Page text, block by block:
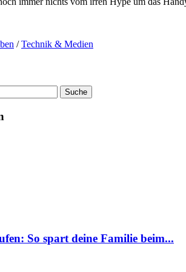
/Technik & Medien
So spart deine Familie beim...